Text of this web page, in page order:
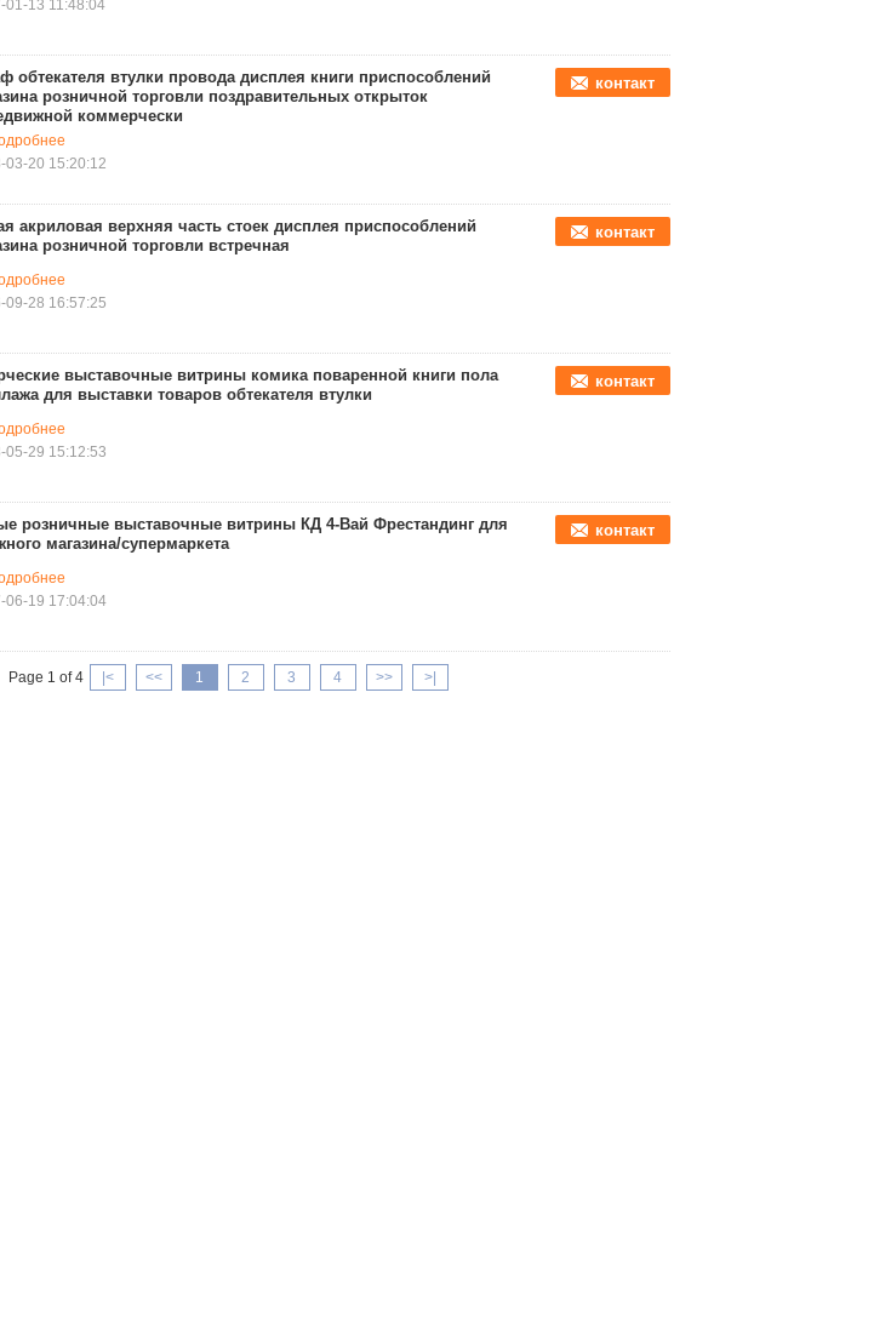
01-13 11:48:04
обтекателя втулки провода дисплея книги приспособлений
розничной торговли поздравительных открыток
коммерчески
контакт
03-20 15:20:12
акриловая верхняя часть стоек дисплея приспособлений
розничной торговли встречная
контакт
09-28 16:57:25
выставочные витрины комика поваренной книги пола
для выставки товаров обтекателя втулки
контакт
05-29 15:12:53
розничные выставочные витрины КД 4-Вай Фрестандинг для
магазина/супермаркета
контакт
06-19 17:04:04
Page 1 of 4 |< << 1 2 3 4 >> >|